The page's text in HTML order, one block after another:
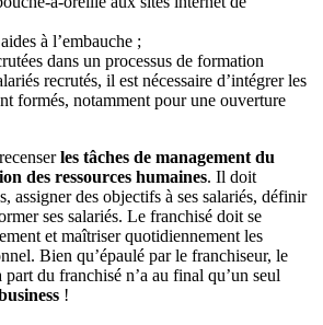
à l’embauche ;
dans un processus de formation
recrutés, il est nécessaire d’intégrer les
formés, notamment pour une ouverture
les tâches de management du
des ressources humaines. Il doit
assigner des objectifs à ses salariés, définir
ses salariés. Le franchisé doit se
et maîtriser quotidiennement les
Bien qu’épaulé par le franchiseur, le
part du franchisé n’a au final qu’un seul
!